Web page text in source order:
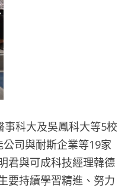
科大及吳鳳科大等5校
司與耐斯企業等19家
君與可成科技經理韓德
要持續學習精進、努力